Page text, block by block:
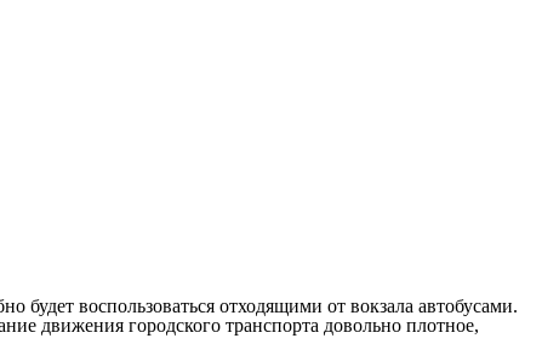
будет воспользоваться отходящими от вокзала автобусами.
движения городского транспорта довольно плотное,